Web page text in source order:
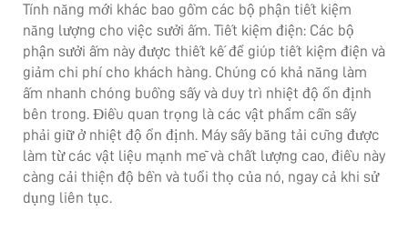
Tính năng mới khác bao gồm các bộ phận tiết kiệm
năng lượng cho việc sưởi ấm. Tiết kiệm điện: Các bộ
phận sưởi ấm này được thiết kế để giúp tiết kiệm điện và
giảm chi phí cho khách hàng. Chúng có khả năng làm
ấm nhanh chóng buồng sấy và duy trì nhiệt độ ổn định
bên trong. Điều quan trọng là các vật phẩm cần sấy
phải giữ ở nhiệt độ ổn định. Máy sấy băng tải cũng được
làm từ các vật liệu mạnh mẽ và chất lượng cao, điều này
càng cải thiện độ bền và tuổi thọ của nó, ngay cả khi sử
dụng liên tục.